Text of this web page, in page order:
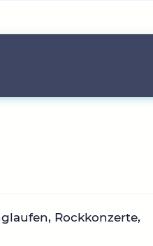
Rockkonzerte,